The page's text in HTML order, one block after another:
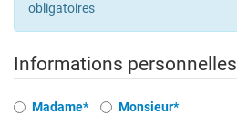
obligatoires
Informations personnelles
CivilitéMadame* Monsieur*